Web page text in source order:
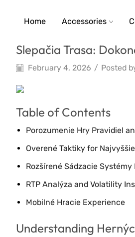
Home Accessories
Slepačia Trasa:
February 4, 2026 / Posted
Table of Contents
Porozumenie Hry Pravidiel
Overené Taktiky for
Rozšírené Sádzacie
RTP Analýza and Volatility
Mobilné Hracie Experience
Understanding